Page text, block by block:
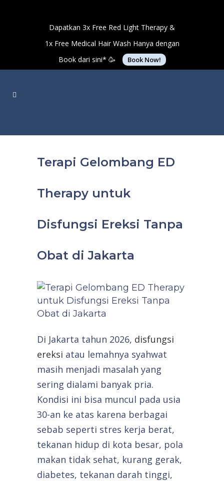
Dapatkan 3x Free Red Light Therapy &
1x Free Medical Hair Wash Hanya dengan
Book dari sini* 🥳
Book Now!
Terapi Gelombang ED
Therapy untuk
Disfungsi Ereksi Tanpa
Obat di Jakarta
Di Jakarta tahun 2026, disfungsi
ereksi atau lemahnya syahwat
masih menjadi masalah yang
sering dialami banyak pria.
Kondisi ini bisa muncul pada usia
30-an ke atas karena berbagai
sebab seperti stres kerja berat,
tekanan hidup di kota besar, pola
makan tidak sehat, kurang gerak,
diabetes, tekanan darah tinggi,